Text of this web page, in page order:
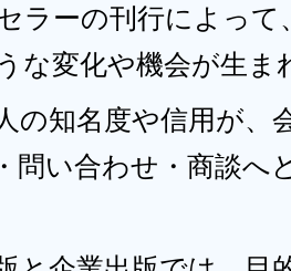
ラーの刊行によって
な変化や機会が生ま
の知名度や信用が、
問い合わせ・商談へ